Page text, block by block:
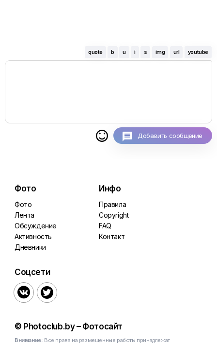
quote b u i s img url youtube
 Добавить сообщение
Фото
Фото
Лента
Обсуждение
Активность
Дневники
Инфо
Правила
Copyright
FAQ
Контакт
Соцсети
 
© Photoclub.by – Фотосайт
Внимание: Все права на размещенные работы принадлежат